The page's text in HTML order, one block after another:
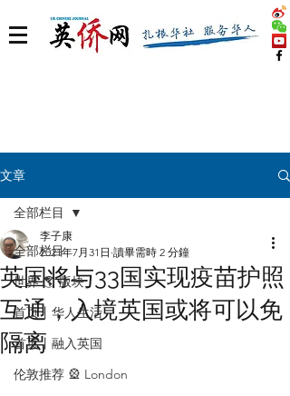
文章
全部栏目
世界 🌎 版块
首页丨华人生活
首页丨融入英国
伦敦推荐 🎡 London
全部栏目
英国将与33国实现疫苗护照
互通，入境英国或将可以免
隔离
李子康
2021年7月31日 讀畢需時 2 分鐘